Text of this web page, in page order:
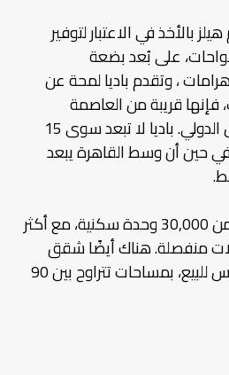
بالأخذ في الاعتبار لتوفير
على بُعد بضعة
، وتقدم باديا لمحة عن
فإنها قريبة من العاصمة
الجديدة ومطار سفنكس الدولي. باديا لا تبعد سوى 15
حين أن وسط القاهرة يبعد
يشمل مجمع باديا أكثر من 30,000 وحدة سكنية، مع أكثر
منفصلة. هناك أيضًا شقق
وبنتهاوسات وتوين هاوس للبيع، بمساحات تتراوح بين 90